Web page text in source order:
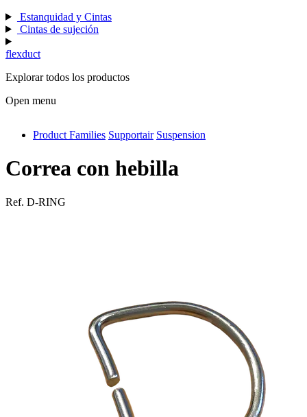
Estanquidad y Cintas
Cintas de sujeción
flexduct
Explorar todos los productos
Open menu
antivib
Product Families Supportair Suspension
Correa con hebilla
Ref. D-RING